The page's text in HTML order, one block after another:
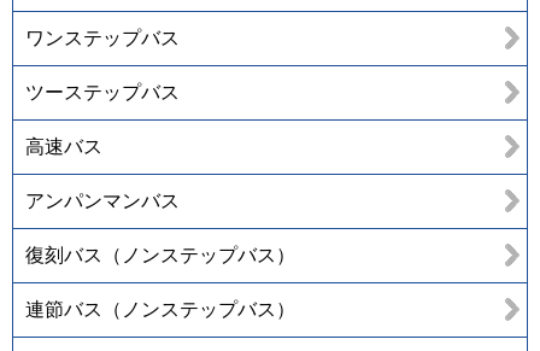
ワンステップバス
ツーステップバス
高速バス
アンパンマンバス
復刻バス（ノンステップバス）
連節バス（ノンステップバス）